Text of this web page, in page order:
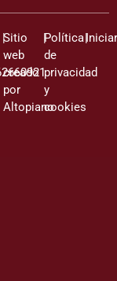
|Sitio
web
creado
por
Altopiano
|Política
de
privacidad
y
cookies